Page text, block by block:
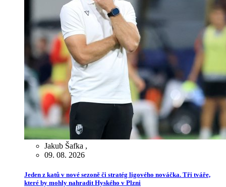
Jakub Šafka ,
09. 08. 2026
Jeden z katů v nové sezoně či stratég ligového nováčka. Tři tváře,
které by mohly nahradit Hyského v Plzni